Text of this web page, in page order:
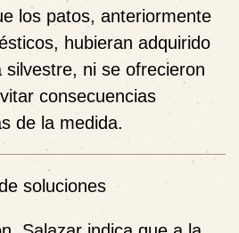
los patos, anteriormente
hubieran adquirido
silvestre, ni se ofrecieron
consecuencias
de la medida.
soluciones